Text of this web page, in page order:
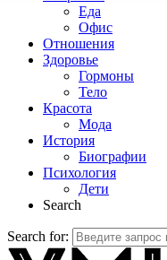
Еда
Офис
Отношения
Здоровье
Гормоны
Тело
Красота
Мода
История
Биографии
Психология
Дети
Search
Search for: